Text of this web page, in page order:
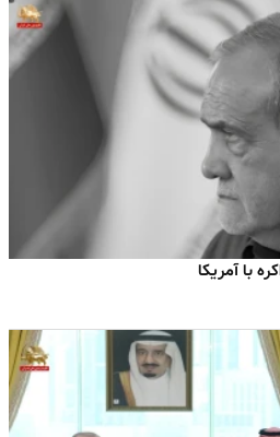
با آمریکا